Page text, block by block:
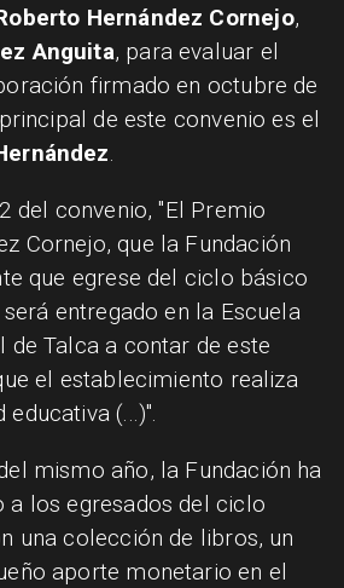
Hernández Cornejo,
Anguita, para evaluar el
firmado en octubre de
de este convenio es el
.
del convenio, "El Premio
Cornejo, que la Fundación
que egrese del ciclo básico
entregado en la Escuela
de Talca a contar de este
el establecimiento realiza
(...)".
mismo año, la Fundación ha
a los egresados del ciclo
una colección de libros, un
aporte monetario en el